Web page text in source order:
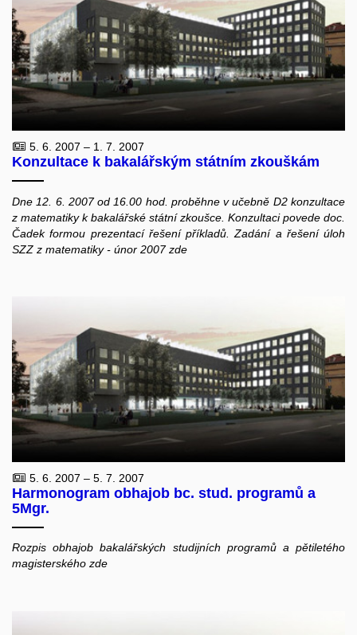
5. 6. 2007 – 1. 7. 2007
Konzultace k bakalářským státním zkouškám
Dne 12. 6. 2007 od 16.00 hod. proběhne v učebně D2 konzultace
z matematiky k bakalářské státní zkoušce. Konzultaci povede doc.
Čadek formou prezentací řešení příkladů. Zadání a řešení úloh
SZZ z matematiky - únor 2007 zde
5. 6. 2007 – 5. 7. 2007
Harmonogram obhajob bc. stud. programů a
5Mgr.
Rozpis obhajob bakalářských studijních programů a pětiletého
magisterského zde